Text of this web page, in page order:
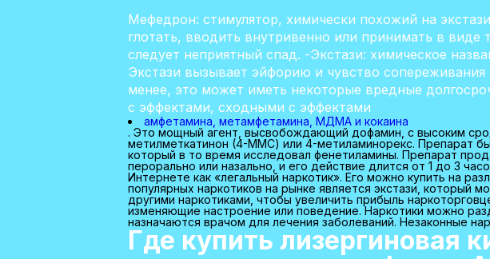
Мефедрон: стимулятор, химически похожий на
глотать, вводить внутривенно или принимать в
следует неприятный спад. -Экстази: химическое
Экстази вызывает эйфорию и чувство
менее, это может иметь некоторые вредные
с эффектами, сходными с эффектами
амфетамина, метамфетамина, МДМА и кокаина
. Это мощный агент, высвобождающий дофамин, с высоким
метилметкатинон (4-MMC) или 4-метиламинорекс. Препарат
который в то время исследовал фенетиламины. Препарат
перорально или назально, и его действие длится от 1 до 3
Интернете как «легальный наркотик». Его можно купить на
популярных наркотиков на рынке является экстази, который
другими наркотиками, чтобы увеличить прибыль
изменяющие настроение или поведение. Наркотики можно
назначаются врачом для лечения заболеваний. Незаконные
Где купить лизергиновая